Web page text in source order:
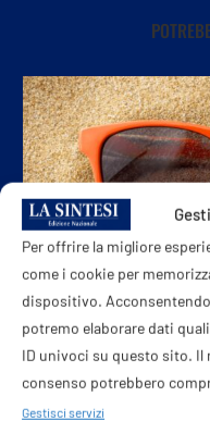
Per offrire la migliore
come i cookie per
dispositivo.
potremo elaborare dati
ID univoci su questo sito. Il
consenso potrebbero
Gestisci serviziVacanze, 7 mosse